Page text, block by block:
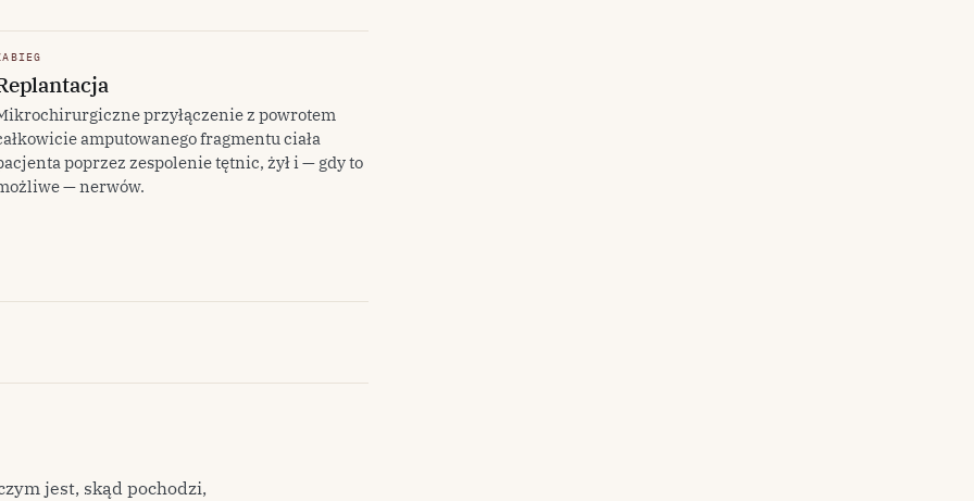
przyłączenie z powrotem
amputowanego fragmentu ciała
poprzez zespolenie tętnic, żył i — gdy to
— nerwów.
jest, skąd pochodzi,